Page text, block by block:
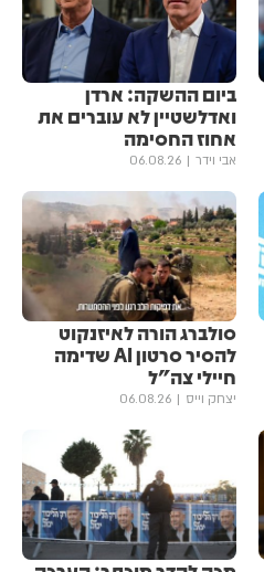
ביום ההשקה: ארדן
ואדלשטיין לא עוברים את
אחוז החסימה
אבי וידר 06.08.26
סולברג הורה לאיזנקוט
להסיר סרטון AI שדימה
חיילי צה"ל
יצחק וייס 06.08.26